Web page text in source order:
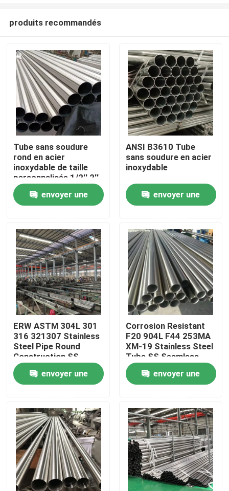
Maison
Vidéos
Au sujet de nous
Visite d'usine
Contrôle de qualité
Nouvelles
Cas
tuyau sans couture de solides solubles
produits recommandés
Tube sans soudure
rond en acier
inoxydable de taille
personnalisée 1/2'' 2''
envoyer une
ANSI B3610 Tube
sans soudure en acier
inoxydable
envoyer une
ERW ASTM 304L 301
316 321307 Stainless
Steel Pipe Round
Construction SS
Seamless Pipe
Brushed Stainless
Steel Tube
envoyer une
Corrosion Resistant
F20 904L F44 253MA
XM-19 Stainless Steel
Tube SS Seamless
Pipe BA Bright
Annealedenvoyer une